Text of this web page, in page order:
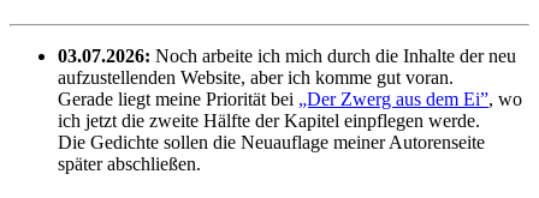
03.07.2026: Noch arbeite ich mich durch die Inhalte der neu
aufzustellenden Website, aber ich komme gut voran.
Gerade liegt meine Priorität bei „Der Zwerg aus dem Ei”, wo
ich jetzt die zweite Hälfte der Kapitel einpflegen werde.
Die Gedichte sollen die Neuauflage meiner Autorenseite
später abschließen.